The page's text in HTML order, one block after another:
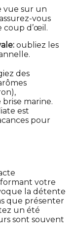
vue sur un
vous
coup d’œil.
oubliez les
des
marine.
est
pour
votre
la détente
que présenter
un été
sont souvent